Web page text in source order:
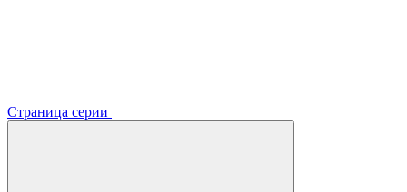
Страница серии